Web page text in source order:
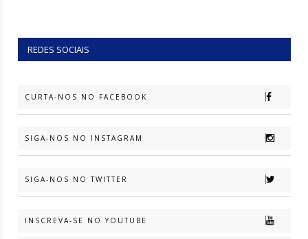
REDES SOCIAIS
CURTA-NOS NO FACEBOOK
SIGA-NOS NO INSTAGRAM
SIGA-NOS NO TWITTER
INSCREVA-SE NO YOUTUBE